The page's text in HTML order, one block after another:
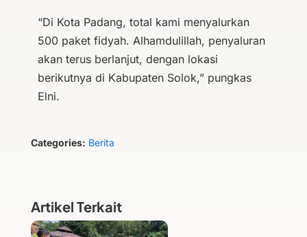
“Di Kota Padang, total kami menyalurkan
500 paket fidyah. Alhamdulillah, penyaluran
akan terus berlanjut, dengan lokasi
berikutnya di Kabupaten Solok,” pungkas
Elni.
Categories: Berita
Artikel Terkait